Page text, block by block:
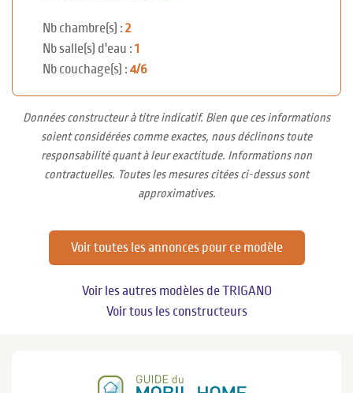
Nb chambre(s) : 2
Nb salle(s) d'eau : 1
Nb couchage(s) : 4/6
Données constructeur à titre indicatif. Bien que ces informations
soient considérées comme exactes, nous déclinons toute
responsabilité quant à leur exactitude. Informations non
contractuelles. Toutes les mesures citées ci-dessus sont
approximatives.
Voir toutes les annonces pour ce modèle
Voir les autres modèles de TRIGANO
Voir tous les constructeurs